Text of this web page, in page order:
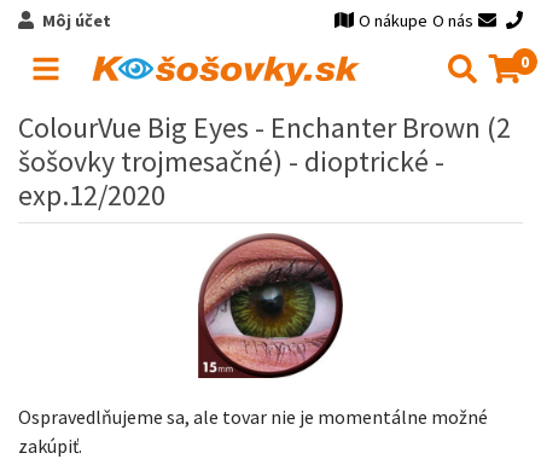
Môj účet O nákupe O nás
0
ColourVue Big Eyes - Enchanter Brown (2
šošovky trojmesačné) - dioptrické -
exp.12/2020
Ospravedlňujeme sa, ale tovar nie je momentálne možné
zakúpiť.